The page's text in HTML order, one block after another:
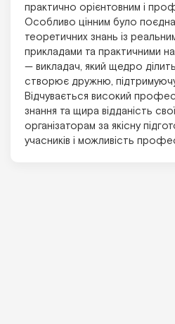
практично орієнтовним і
Особливо цінним було
теоретичних знань із
прикладами та практичними
— викладач, який щедро
створює дружню,
Відчувається високий
знання та щира відданість
організаторам за якісну
учасників і можливість